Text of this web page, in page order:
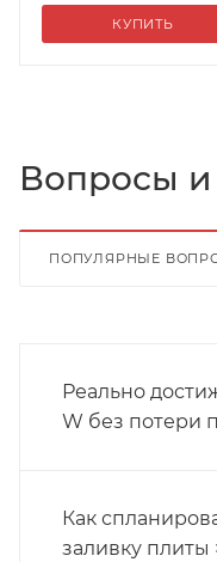
КУПИТЬ
Вопросы и
ПОПУЛЯРНЫЕ
Реально
W без потери
Как
заливку плиты